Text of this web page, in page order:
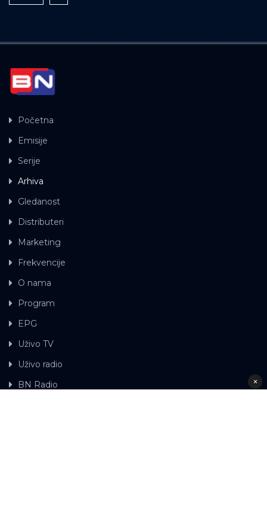
Početna
Emisije
Serije
Arhiva
Gledanost
Distributeri
Marketing
Frekvencije
O nama
Program
EPG
Uživo TV
Uživo radio
BN Radio
×